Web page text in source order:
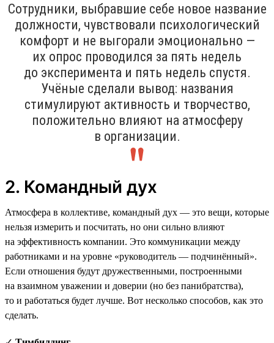
Сотрудники, выбравшие себе новое название
должности, чувствовали психологический
комфорт и не выгорали эмоционально —
их опрос проводился за пять недель
до эксперимента и пять недель спустя.
Учёные сделали вывод: названия
стимулируют активность и творчество,
положительно влияют на атмосферу
в организации.
2. Командный дух
Атмосфера в коллективе, командный дух — это вещи, которые
нельзя измерить и посчитать, но они сильно влияют
на эффективность компании. Это коммуникации между
работниками и на уровне «руководитель — подчинённый».
Если отношения будут дружественными, построенными
на взаимном уважении и доверии (но без панибратства),
то и работаться будет лучше. Вот несколько способов, как это
сделать.